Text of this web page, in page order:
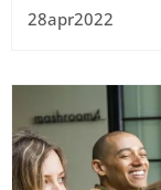
28apr2022